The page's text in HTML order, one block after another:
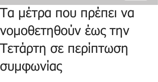
Τα μέτρα που πρέπει να
νομοθετηθούν έως την
Τετάρτη σε περίπτωση
συμφωνίας